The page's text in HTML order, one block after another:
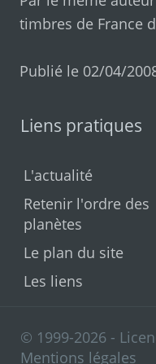
timbres de France
Publié le 02/04/
Liens pratiques
L'actualité
Retenir l'ordre des
planètes
Le plan du site
Les liens
© 1999-2026 -
Mentions légales